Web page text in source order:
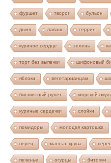
фуршет творог бульон
дыня лаваш террин
куриное сердце зелень
торт без выпечки шифоновый
яблоки вегетарианцам
бисквитный рулет морской
куриные сердечки слойки
помидоры молодая картошка
перец манная крупа
печенье огурцы биточки